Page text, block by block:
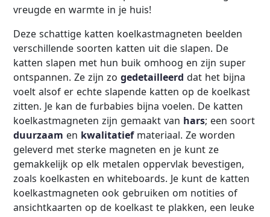
vreugde en warmte in je huis!
Deze schattige katten koelkastmagneten beelden
verschillende soorten katten uit die slapen. De
katten slapen met hun buik omhoog en zijn super
ontspannen. Ze zijn zogedetailleerd dat het bijna
voelt alsof er echte slapende katten op de koelkast
zitten. Je kan de furbabies bijna voelen. De katten
koelkastmagneten zijn gemaakt van hars; een soort
duurzaam en kwalitatiefmateriaal. Ze worden
geleverd met sterke magneten en je kunt ze
gemakkelijk op elk metalen oppervlak bevestigen,
zoals koelkasten en whiteboards. Je kunt de katten
koelkastmagneten ook gebruiken om notities of
ansichtkaarten op de koelkast te plakken, een leuke